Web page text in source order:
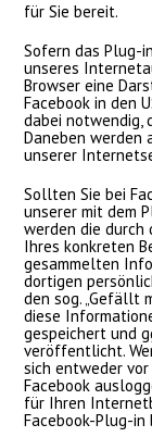
für Sie bereit.
Sofern das Plug-
unseres
Browser eine
Facebook in den
dabei notwendig,
Daneben werden
unserer
Sollten Sie bei
unserer mit dem
werden die
Ihres konkreten
gesammelten
dortigen
den sog. „Gefällt
diese
gespeichert und
veröffentlicht.
sich entweder
Facebook
für Ihren
Facebook-Plug-